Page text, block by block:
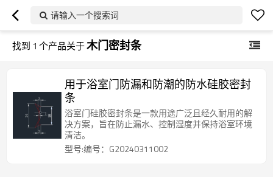
请输入一个搜索词
找到 1 个产品关于木门密封条
用于浴室门防漏和防潮的防水硅胶密封
条
浴室门硅胶密封条是一款用途广泛且经久耐用的解
决方案，旨在防止漏水、控制湿度并保持浴室环境
清洁。
型号:编号：G20240311002